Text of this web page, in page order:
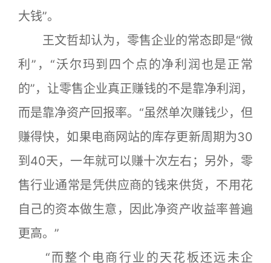
大钱”。
王文哲却认为，零售企业的常态即是“微
利”，“沃尔玛到四个点的净利润也是正常
的”，让零售企业真正赚钱的不是靠净利润，
而是靠净资产回报率。“虽然单次赚钱少，但
赚得快，如果电商网站的库存更新周期为30
到40天，一年就可以赚十次左右；另外，零
售行业通常是凭供应商的钱来供货，不用花
自己的资本做生意，因此净资产收益率普遍
更高。”
“而整个电商行业的天花板还远未企